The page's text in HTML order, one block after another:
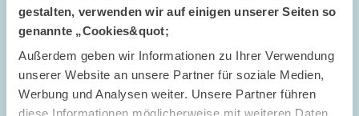
gestalten, verwenden wir auf einigen unserer Seiten so
genannte „Cookies&quot;
Außerdem geben wir Informationen zu Ihrer Verwendung
unserer Website an unsere Partner für soziale Medien,
Werbung und Analysen weiter. Unsere Partner führen
diese Informationen möglicherweise mit weiteren Daten
INNOVATIONSÖKONOMIK UND...
PROJEKT // 01.03. – 30.09.2025